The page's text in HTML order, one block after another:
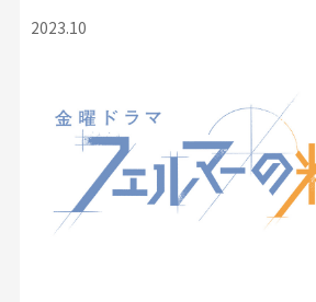
お役立ち情報
2023.10